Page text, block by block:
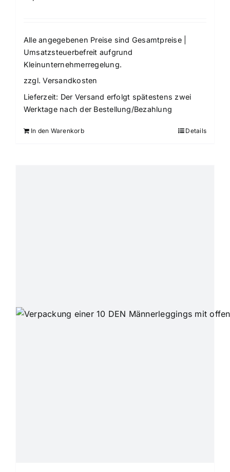
Alle angegebenen Preise sind Gesamtpreise |
Umsatzsteuerbefreit aufgrund
Kleinunternehmerregelung.
zzgl.Versandkosten
Lieferzeit: Der Versand erfolgt spätestens zwei
Werktage nach der Bestellung/Bezahlung
In den Warenkorb Details